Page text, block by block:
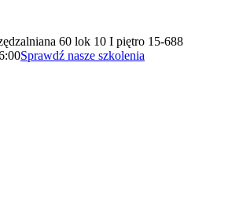
60 lok 10 I piętro 15-688
Sprawdź nasze szkolenia